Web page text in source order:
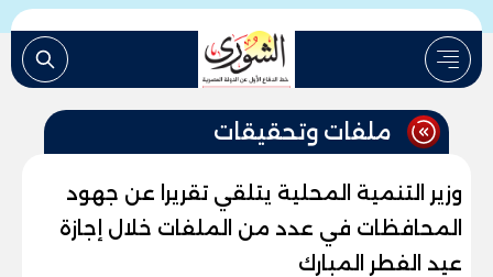
ملفات وتحقيقات
وزير التنمية المحلية يتلقي تقريرا عن جهود
المحافظات في عدد من الملفات خلال إجازة
عيد الفطر المبارك